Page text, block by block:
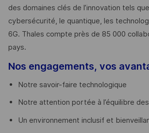
des domaines clés de l’innovation tels que
cybersécurité, le quantique, les
6G. Thales compte près de 85 000
pays. ​
Nos engagements, vos
Notre savoir-faire technologique
Notre attention portée à l’équilibre
Un environnement inclusif et